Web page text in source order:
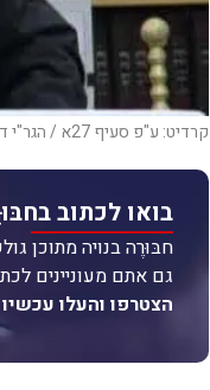
קרדיט: ע"פ סעיף 27א / הגר"י דרעי
בואו לכתוב
חבּוּרֶה בנויה מתוכן
גם אתם מעוניינים
הצטרפו והעלו